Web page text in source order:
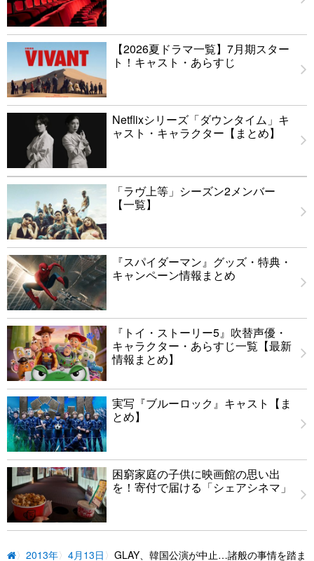
【2026夏ドラマ一覧】7月期スター
ト！キャスト・あらすじ
Netflixシリーズ「ダウンタイム」キ
ャスト・キャラクター【まとめ】
「ラヴ上等」シーズン2メンバー
【一覧】
『スパイダーマン』グッズ・特典・
キャンペーン情報まとめ
『トイ・ストーリー5』吹替声優・
キャラクター・あらすじ一覧【最新
情報まとめ】
実写『ブルーロック』キャスト【ま
とめ】
困窮家庭の子供に映画館の思い出
を！寄付で届ける「シェアシネマ」
2013年 4月13日 GLAY、韓国公演が中止…諸般の事情を踏ま